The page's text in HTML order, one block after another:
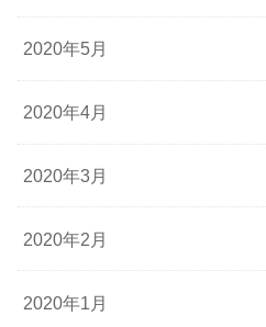
2020年5月
2020年4月
2020年3月
2020年2月
2020年1月